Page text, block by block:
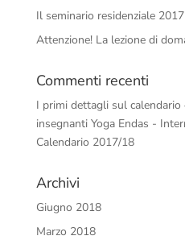
Il seminario residenziale 2017
Attenzione! La lezione di
Commenti recenti
I primi dettagli sul
insegnanti Yoga Endas -
Calendario 2017/18
Archivi
Giugno 2018
Marzo 2018